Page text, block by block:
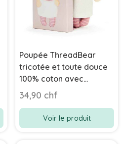
Poupée ThreadBear
tricotée et toute douce
100% coton avec
prénom bébé en
broderie
34,90 chf
Voir le produit